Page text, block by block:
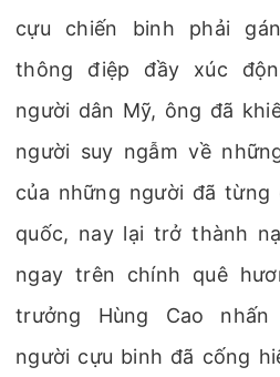
cựu chiến binh phải
thông điệp đầy xúc
người dân Mỹ, ông đã
người suy ngẫm về
của những người đã từng
quốc, nay lại trở thành
ngay trên chính quê
trưởng Hùng Cao
người cựu binh đã cống